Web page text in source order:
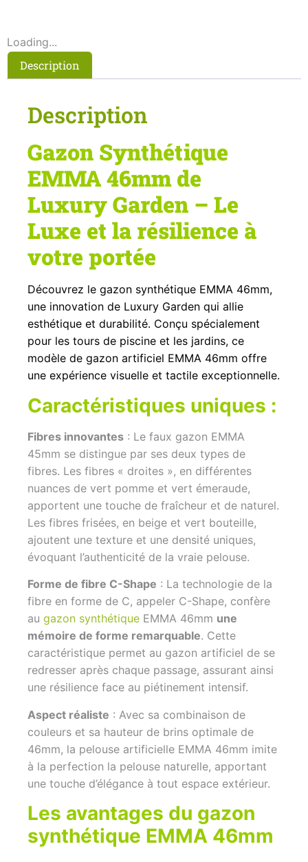
Loading...
Description
Description
Gazon Synthétique
EMMA 46mm de
Luxury Garden – Le
Luxe et la résilience à
votre portée
Découvrez le gazon synthétique EMMA 46mm,
une innovation de Luxury Garden qui allie
esthétique et durabilité. Conçu spécialement
pour les tours de piscine et les jardins, ce
modèle de gazon artificiel EMMA 46mm offre
une expérience visuelle et tactile exceptionnelle.
Caractéristiques uniques :
Fibres innovantes : Le faux gazon EMMA
45mm se distingue par ses deux types de
fibres. Les fibres « droites », en différentes
nuances de vert pomme et vert émeraude,
apportent une touche de fraîcheur et de naturel.
Les fibres frisées, en beige et vert bouteille,
ajoutent une texture et une densité uniques,
évoquant l’authenticité de la vraie pelouse.
Forme de fibre C-Shape : La technologie de la
fibre en forme de C, appeler C-Shape, confère
au gazon synthétique EMMA 46mm une
mémoire de forme remarquable. Cette
caractéristique permet au gazon artificiel de se
redresser après chaque passage, assurant ainsi
une résilience face au piétinement intensif.
Aspect réaliste : Avec sa combinaison de
couleurs et sa hauteur de brins optimale de
46mm, la pelouse artificielle EMMA 46mm imite
à la perfection la pelouse naturelle, apportant
une touche d’élégance à tout espace extérieur.
Les avantages du gazon
synthétique EMMA 46mm